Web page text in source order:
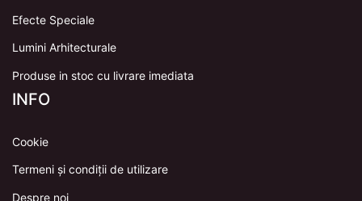
Efecte Speciale
Lumini Arhitecturale
Produse in stoc cu livrare imediata
INFO
Cookie
Termeni și condiții de utilizare
Despre noi